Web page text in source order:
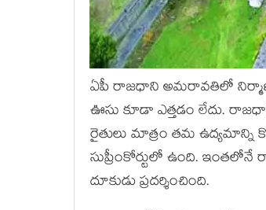
ఏపీ రాజ‌ధాని అమ‌రావ‌తిలో
ఊసు కూడా ఎత్త‌డం లేదు.
రైతులు మాత్రం త‌మ ఉద్య‌మాన్ని
సుప్రీంకోర్టులో ఉంది. ఇంత‌లోనే
దూకుడు ప్ర‌ద‌ర్శించింది.